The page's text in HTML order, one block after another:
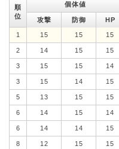
順
位
個体値
攻撃
防御 HP
1 15 15 15
2 14 15 15
3 15 15 14
3 15 14 15
5 13 15 15
6 14 15 14
6 14 14 15
8 12 15 15